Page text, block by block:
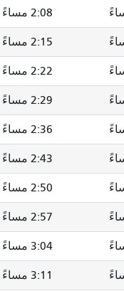
2:08 مساءً
2:15 مساءً
2:22 مساءً
2:29 مساءً
2:36 مساءً
2:43 مساءً
2:50 مساءً
2:57 مساءً
3:04 مساءً
3:11 مساءً